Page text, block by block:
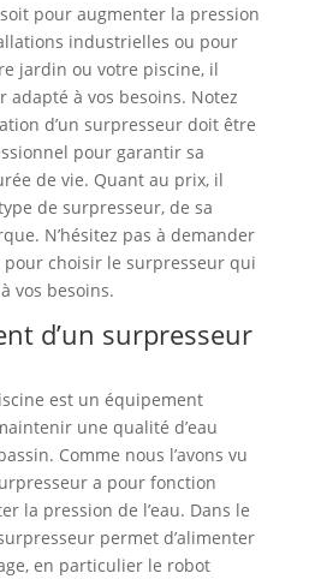
pour augmenter la pression
industrielles ou pour
jardin ou votre piscine, il
adapté à vos besoins. Notez
d’un surpresseur doit être
pour garantir sa
de vie. Quant au prix, il
de surpresseur, de sa
N’hésitez pas à demander
pour choisir le surpresseur qui
vos besoins.
d’un surpresseur
est un équipement
une qualité d’eau
Comme nous l’avons vu
a pour fonction
la pression de l’eau. Dans le
permet d’alimenter
en particulier le robot